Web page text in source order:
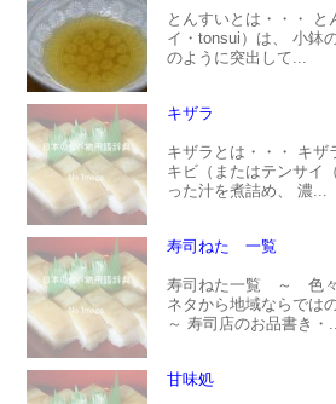
とんすいとは・・・ と
イ・tonsui）は、 小鉢
のように突出して...
キザラ
キザラとは・・・ キザ
キビ（またはテンサイ
った汁を煮詰め、 濃...
寿司ねた 一覧
寿司ねた一覧 ～ 色
ネタから地域ならでは
～ 寿司店のお品書き・...
甘味処